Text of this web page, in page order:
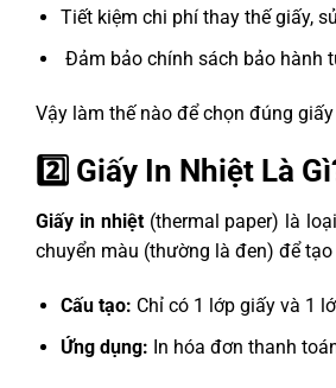
Tiết kiệm chi phí thay thế giấy,
Đảm bảo chính sách bảo hành
Vậy làm thế nào để chọn đúng
2️⃣ Giấy In Nhiệt Là
Giấy in nhiệt(thermal paper) là
chuyển màu (thường là đen) để
Cấu tạo: Chỉ có 1 lớp giấy và 1
Ứng dụng: In hóa đơn thanh